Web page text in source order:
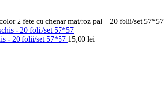
2 fete cu chenar mat/roz pal – 20 folii/set 57*57
- 20 folii/set 57*57 15,00 lei